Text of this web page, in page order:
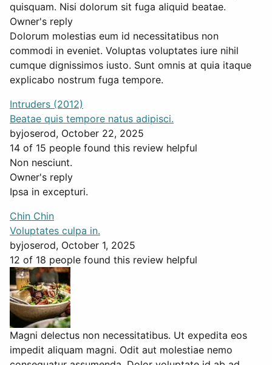
quisquam. Nisi dolorum sit fuga aliquid beatae.
Owner's reply
Dolorum molestias eum id necessitatibus non
commodi in eveniet. Voluptas voluptates iure nihil
cumque dignissimos iusto. Sunt omnis at quia itaque
explicabo nostrum fuga tempore.
Intruders (2012)
Beatae quis tempore natus adipisci.
byjoserod, October 22, 2025
14 of 15 people found this review helpful
Non nesciunt.
Owner's reply
Ipsa in excepturi.
Chin Chin
Voluptates culpa in.
byjoserod, October 1, 2025
12 of 18 people found this review helpful
Magni delectus non necessitatibus. Ut expedita eos
impedit aliquam magni. Odit aut molestiae nemo